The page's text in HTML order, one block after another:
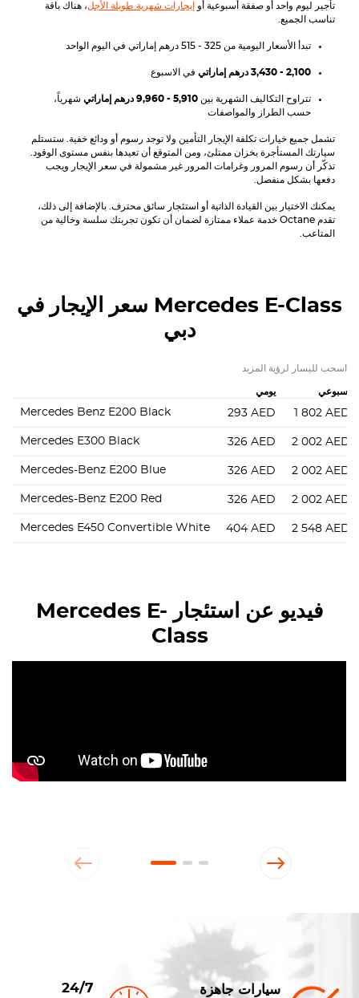
تأجير ليوم واحد أو صفقة أسبوعية أو إيجارات شهرية طويلة الأجل، هناك باقة
تناسب الجميع.
تبدأ الأسعار اليومية من 325 - 515 درهم إماراتي في اليوم الواحد
2,100 - 3,430 درهم إماراتي في الاسبوع
تتراوح التكاليف الشهرية بين 5,910 - 9,960 درهم إماراتي
شهرياً،
حسب الطراز والمواصفات
تشمل جميع خيارات تكلفة الإيجار التأمين ولا توجد رسوم أو ودائع خفية. ستستلم
سيارتك المستأجرة بخزان ممتلئ، ومن المتوقع أن تعيدها بنفس مستوى الوقود.
تذكّر أن رسوم المرور وغرامات المرور غير مشمولة في سعر الإيجار ويجب
دفعها بشكل منفصل.
يمكنك الاختيار بين القيادة الذاتية أو استئجار سائق محترف. بالإضافة إلى ذلك،
تقدم Octane خدمة عملاء ممتازة لضمان أن تكون تجربتك سلسة وخالية من
المتاعب.
Mercedes E-Class سعر الإيجار في
دبي
اسحب لليسار لرؤية المزيد
يومي أسبوعي
Mercedes Benz E200 Black 293 AED 1 802 AED
Mercedes E300 Black 326 AED 2 002 AED
Mercedes-Benz E200 Blue 326 AED 2 002 AED
Mercedes-Benz E200 Red 326 AED 2 002 AED
Mercedes E450 Convertible White 404 AED 2 548 AED
فيديو عن استئجار Mercedes E-
Class
24/7
سيارات جاهزة